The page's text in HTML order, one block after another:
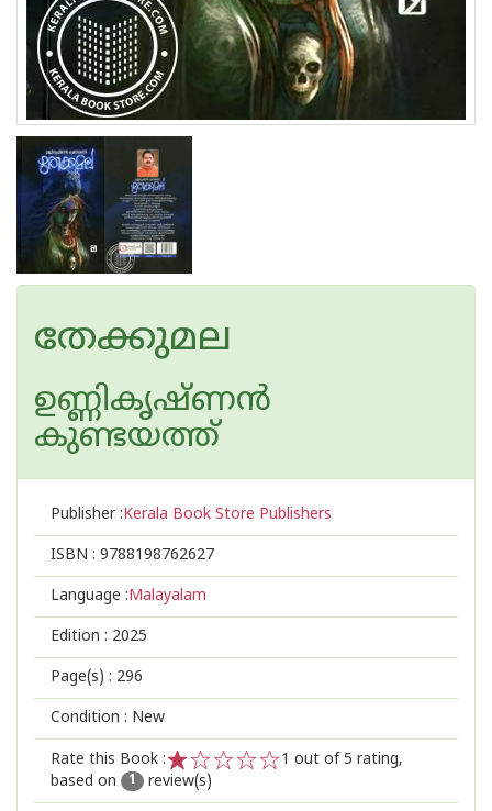
തേക്കുമല
ഉണ്ണികൃഷ്ണൻ
കുണ്ടയത്ത്
Publisher :Kerala Book Store Publishers
ISBN : 9788198762627
Language :Malayalam
Edition : 2025
Page(s) : 296
Condition : New
Rate this Book :
2
1
1 out of 5 rating,
based on
1 review(s)